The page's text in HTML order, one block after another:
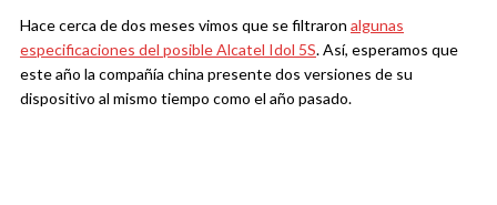
Hace cerca de dos meses vimos que se filtraron algunas
especificaciones del posible Alcatel Idol 5S. Así, esperamos que
este año la compañía china presente dos versiones de su
dispositivo al mismo tiempo como el año pasado.